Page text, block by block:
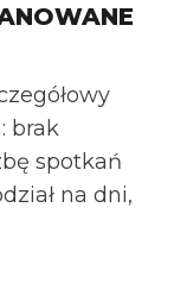
brak
spotkań
na dni,